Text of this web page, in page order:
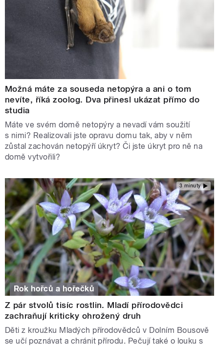
Možná máte za souseda netopýra a ani o tom
nevíte, říká zoolog. Dva přinesl ukázat přímo do
studia
Máte ve svém domě netopýry a nevadí vám soužití
s nimi? Realizovali jste opravu domu tak, aby v něm
zůstal zachován netopýří úkryt? Či jste úkryt pro ně na
domě vytvořili?
3 minuty
Rok hořců a hořečků
Z pár stvolů tisíc rostlin. Mladí přírodovědci
zachraňují kriticky ohrožený druh
Děti z kroužku Mladých přírodovědců v Dolním Bousově
se učí poznávat a chránit přírodu. Pečují také o louku s